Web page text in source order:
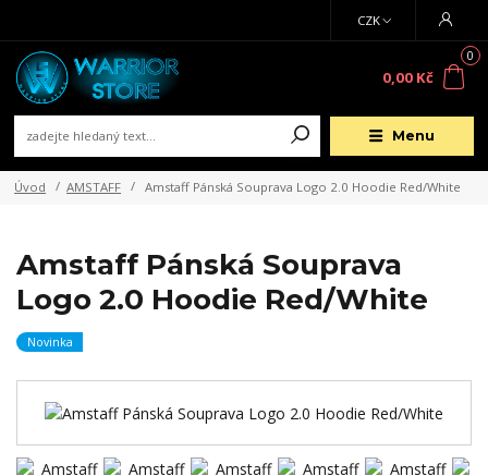
Menu
CZK
0
0,00 Kč
Úvod AMSTAFF Amstaff Pánská Souprava Logo 2.0 Hoodie Red/White
Amstaff Pánská Souprava
Logo 2.0 Hoodie Red/White
Novinka